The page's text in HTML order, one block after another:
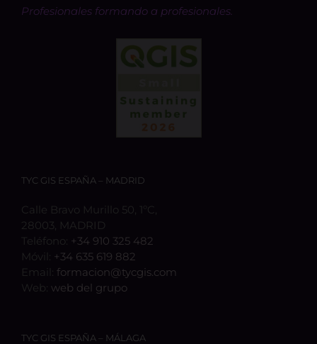
Profesionales formando a profesionales.
TYC GIS ESPAÑA – MADRID
Calle Bravo Murillo 50, 1ºC,
28003, MADRID
Teléfono: +34 910 325 482
Móvil: +34 635 619 882
Email: formacion@tycgis.com
Web: web del grupo
TYC GIS ESPAÑA – MÁLAGA